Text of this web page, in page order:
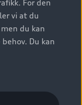
For den
vi at du
du kan
Du kan